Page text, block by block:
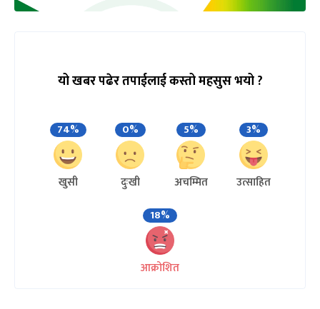
यो खबर पढेर तपाईलाई कस्तो महसुस भयो ?
74%
खुसी
0%
दुःखी
5%
अचम्मित
3%
उत्साहित
18%
आक्रोशित